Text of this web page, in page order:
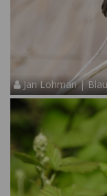
Jan Lohman |